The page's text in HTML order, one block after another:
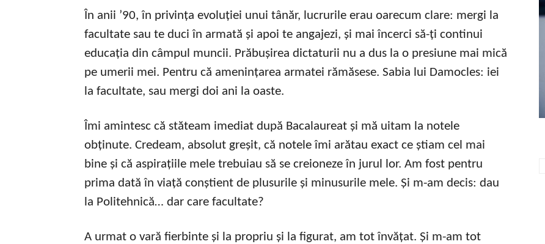
În anii ’90, în privința evoluției unui tânăr, lucrurile erau oarecum clare: mergi la
facultate sau te duci în armată și apoi te angajezi, și mai încerci să-ți continui
educația din câmpul muncii. Prăbușirea dictaturii nu a dus la o presiune mai mică
pe umerii mei. Pentru că amenințarea armatei rămăsese. Sabia lui Damocles: iei
la facultate, sau mergi doi ani la oaste.
Îmi amintesc că stăteam imediat după Bacalaureat și mă uitam la notele
obținute. Credeam, absolut greșit, că notele îmi arătau exact ce știam cel mai
bine și că aspirațiile mele trebuiau să se creioneze în jurul lor. Am fost pentru
prima dată în viață conștient de plusurile și minusurile mele. Și m-am decis: dau
la Politehnică… dar care facultate?
A urmat o vară fierbinte și la propriu și la figurat, am tot învățat. Și m-am tot